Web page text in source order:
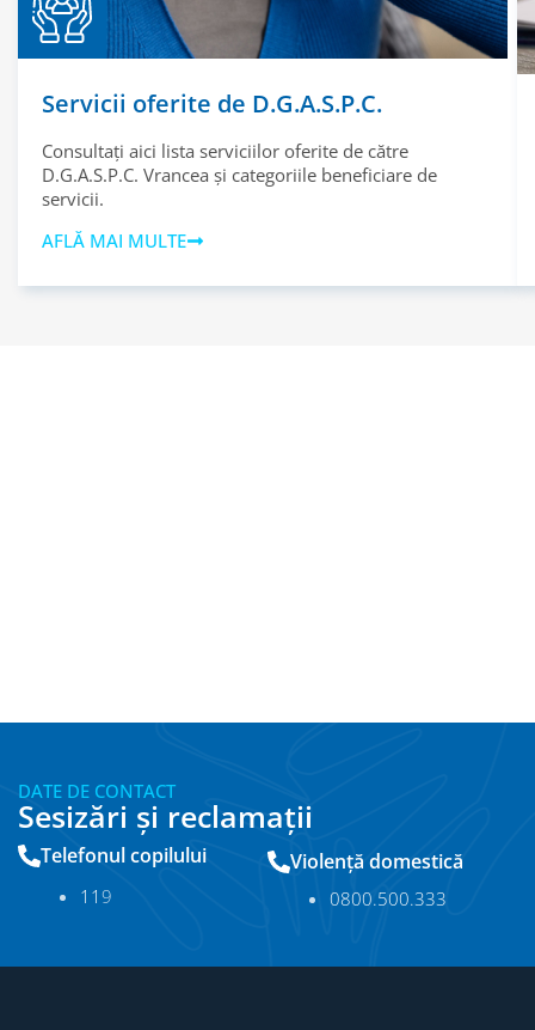
Servicii oferite de D.G.A.S.P.C.
Consultați aici lista serviciilor oferite de către
D.G.A.S.P.C. Vrancea și categoriile beneficiare de
servicii.
AFLĂ MAI MULTE
DATE DE CONTACT
Sesizări și reclamații
Telefonul copilului
11 9
Violență domestică
0800.500.333